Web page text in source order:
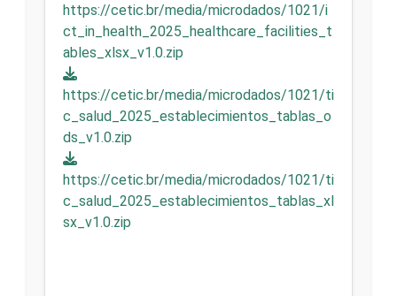
https://cetic.br/media/microdados/1021/i
ct_in_health_2025_healthcare_facilities_t
ables_xlsx_v1.0.zip
https://cetic.br/media/microdados/1021/ti
c_salud_2025_establecimientos_tablas_o
ds_v1.0.zip
https://cetic.br/media/microdados/1021/ti
c_salud_2025_establecimientos_tablas_xl
sx_v1.0.zip